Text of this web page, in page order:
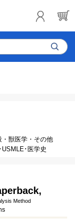
・獣医学・その他
･医学史
Method